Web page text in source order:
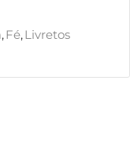
,Fé,Livretos